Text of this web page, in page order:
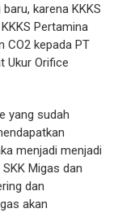
karena KKKS
Pertamina
CO2 kepada PT
Ukur Orifice
yang sudah
menjadi menjadi
Migas dan
dan
akan